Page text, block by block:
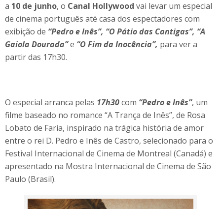
a 10 de junho, o Canal Hollywood vai levar um especial
de cinema português até casa dos espectadores com
exibição de “Pedro e Inês”, “O Pátio das Cantigas”, “A
Gaiola Dourada”e “O Fim da Inocência”, para ver a
partir das 17h30.
O especial arranca pelas 17h30com “Pedro e Inês”, um
filme baseado no romance “A Trança de Inês”, de Rosa
Lobato de Faria, inspirado na trágica história de amor
entre o rei D. Pedro e Inês de Castro, selecionado para o
Festival Internacional de Cinema de Montreal (Canadá) e
apresentado na Mostra Internacional de Cinema de São
Paulo (Brasil).